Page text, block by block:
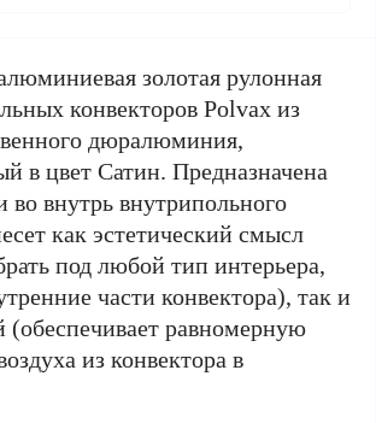
золотая рулонная
конвекторов Polvax из
дюралюминия,
в цвет Сатин. Предназначена
во внутрь внутрипольного
как эстетический смысл
под любой тип интерьера,
части конвектора), так и
(обеспечивает равномерную
из конвектора в